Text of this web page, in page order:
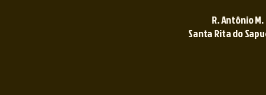
R. Antônio
Santa Rita do